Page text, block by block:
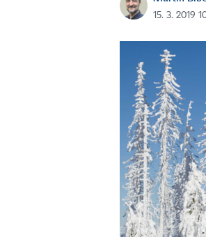
15. 3. 2019